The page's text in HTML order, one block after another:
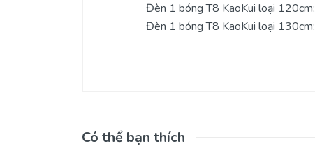
Đèn 1 bóng T8 KaoKui loại 120cm:
Đèn 1 bóng T8 KaoKui loại 130cm:
Có thể bạn thích